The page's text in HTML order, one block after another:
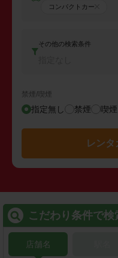
コンパクトカー
その他の検索条件
禁煙/喫煙
指定無し 禁煙 喫煙
レン
こだわり条件で検
店舗名